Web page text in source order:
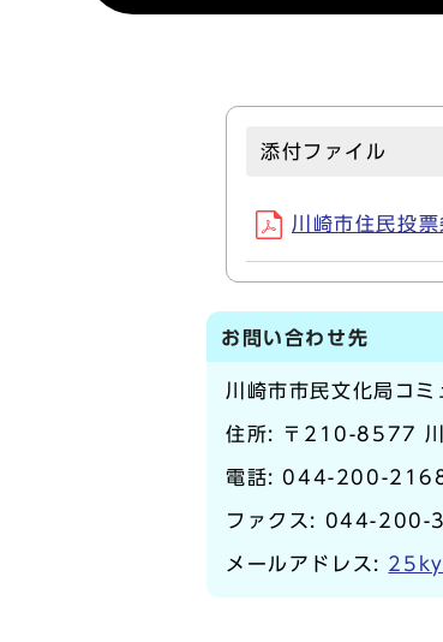
添付ファイル
川崎市住民投
お問い合わせ先
川崎市市民文化局コ
住所: 〒210-8577 川
電話: 044-200-
ファクス: 044-200-
メールアドレス: